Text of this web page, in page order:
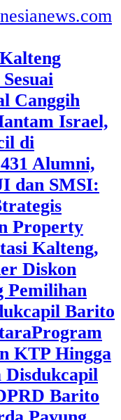
Canggih
Israel,
di
Alumni,
dan SMSI:
Property
Kalteng,
Diskon
Pemilihan
Barito
Program
KTP Hingga
Barito